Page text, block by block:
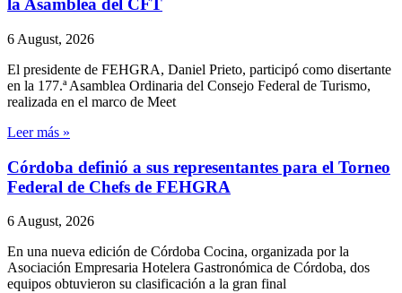
la Asamblea del CFT
6 August, 2026
El presidente de FEHGRA, Daniel Prieto, participó como disertante
en la 177.ª Asamblea Ordinaria del Consejo Federal de Turismo,
realizada en el marco de Meet
Leer más »
Córdoba definió a sus representantes para el Torneo
Federal de Chefs de FEHGRA
6 August, 2026
En una nueva edición de Córdoba Cocina, organizada por la
Asociación Empresaria Hotelera Gastronómica de Córdoba, dos
equipos obtuvieron su clasificación a la gran final